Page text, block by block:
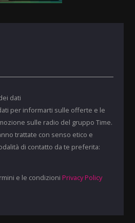
dati
per informarti sulle offerte e le
sulle radio del gruppo Time.
trattate con senso etico e
di contatto da te preferita:
e le condizioni Privacy Policy